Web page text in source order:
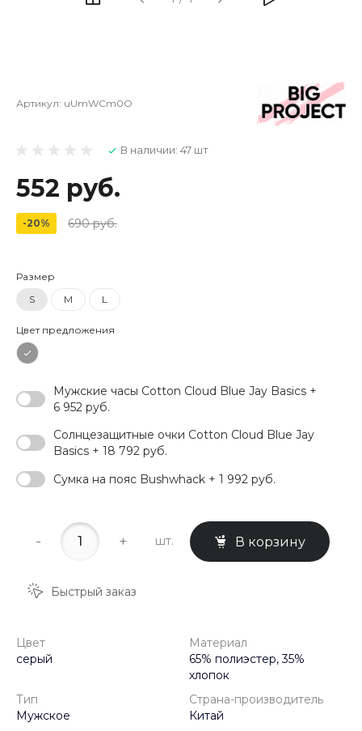
Артикул: uUmWCm0O
В наличии: 47 шт
552 руб.
-20% 690 руб.
Размер
S
M L
Цвет предложения
Мужские часы Cotton Cloud Blue Jay Basics +
6 952 руб.
Солнцезащитные очки Cotton Cloud Blue Jay
Basics + 18 792 руб.
Сумка на пояс Bushwhack + 1 992 руб.
- + шт. В корзину
Быстрый заказ
Цвет
серый
Материал
65% полиэстер, 35%
хлопок
Тип
Мужское
Страна-производитель
Китай